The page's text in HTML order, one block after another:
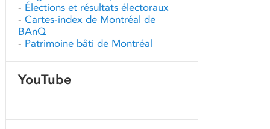
- Élections et résultats électoraux
- Cartes-index de Montréal de
BAnQ
- Patrimoine bâti de Montréal
YouTube